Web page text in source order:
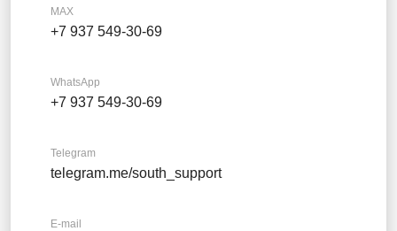
MAX
+7 937 549-30-69
WhatsApp
+7 937 549-30-69
Telegram
telegram.me/south_support
E-mail